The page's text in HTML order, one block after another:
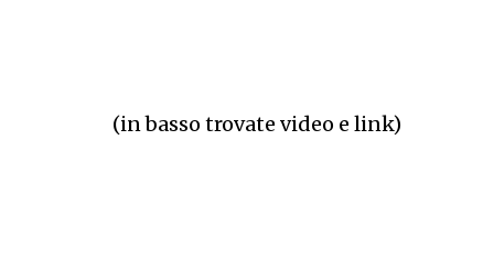
(in basso trovate video e link)